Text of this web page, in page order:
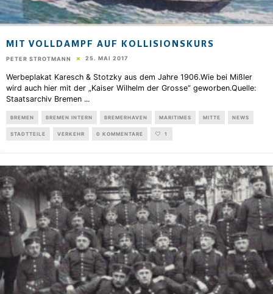
MIT VOLLDAMPF AUF KOLLISIONSKURS
PETER STROTMANN 25. MAI 2017
Werbeplakat Karesch & Stotzky aus dem Jahre 1906.Wie bei Mißler
wird auch hier mit der „Kaiser Wilhelm der Grosse“ geworben.Quelle:
Staatsarchiv Bremen ...
BREMEN BREMEN INTERN BREMERHAVEN MARITIMES MITTE NEWS
STADTTEILE VERKEHR 0 KOMMENTARE 1